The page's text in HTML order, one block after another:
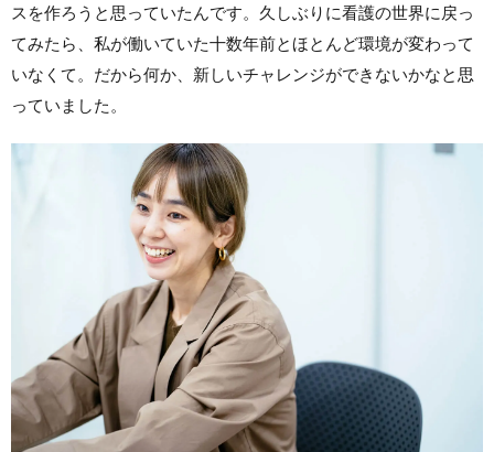
スを作ろうと思っていたんです。久しぶりに看護の世界に戻っ
てみたら、私が働いていた十数年前とほとんど環境が変わって
いなくて。だから何か、新しいチャレンジができないかなと思
っていました。